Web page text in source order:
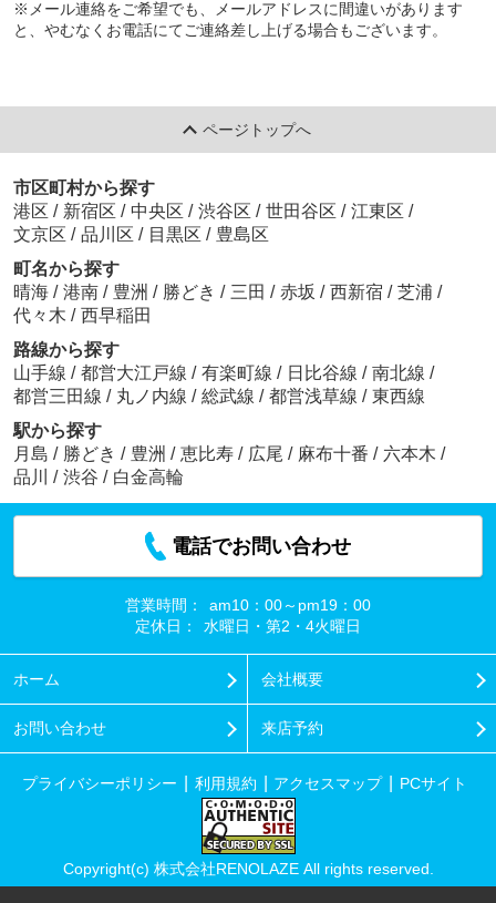
※メール連絡をご希望でも、メールアドレスに間違いがあります
と、やむなくお電話にてご連絡差し上げる場合もございます。
ページトップへ
市区町村から探す
港区 / 新宿区 / 中央区 / 渋谷区 / 世田谷区 / 江東区 /
文京区 / 品川区 / 目黒区 / 豊島区
町名から探す
晴海 / 港南 / 豊洲 / 勝どき / 三田 / 赤坂 / 西新宿 / 芝浦 /
代々木 / 西早稲田
路線から探す
山手線 / 都営大江戸線 / 有楽町線 / 日比谷線 / 南北線 /
都営三田線 / 丸ノ内線 / 総武線 / 都営浅草線 / 東西線
駅から探す
月島 / 勝どき / 豊洲 / 恵比寿 / 広尾 / 麻布十番 / 六本木 /
品川
/ 渋谷 / 白金高輪
電話でお問い合わせ
営業時間：
am10：00～pm19：00
定休日：
水曜日・第2・4火曜日
ホーム 会社概要
お問い合わせ 来店予約
プライバシーポリシー 利用規約 アクセスマップ PCサイト
Copyright(c) 株式会社RENOLAZE All rights reserved.